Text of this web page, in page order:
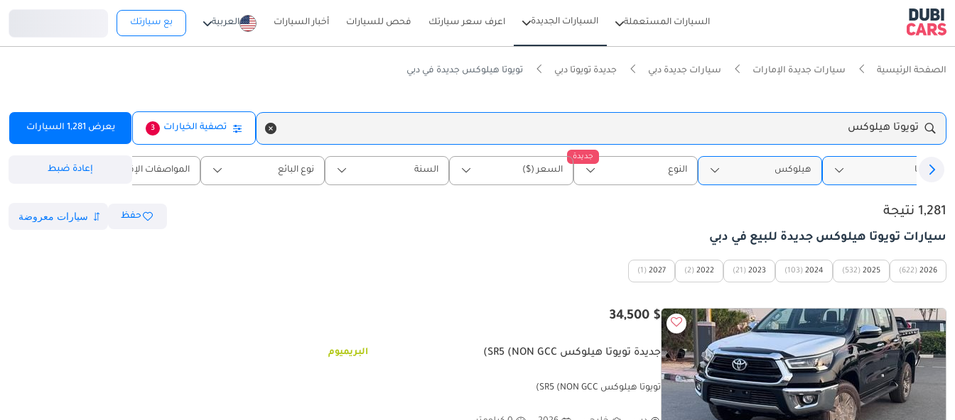
السيارات المستعملة السيارات الجديدة اعرف سعر سيارتك فحص للسيارات أخبار السيارات العربية بع سيارتك
الصفحة الرئيسية سيارات جديدة الإمارات سيارات جديدة دبي جديدة تويوتا دبي تويوتا هيلوكس جديدة في دبي
تويوتا هيلوكس تصفية الخيارات 3 يعرض 1,281 السيارات
تويوتا هيلوكس
جديدة
النوع السعر ($) السنة نوع البائع المواصفات الإقليمية إعادة ضبط
1,281 نتيجة حفظ
سيارات تويوتا هيلوكس جديدة للبيع في دبي
2026
(622)
2025
(532)
2024
(103)
2023
(21)
2022
(2)
2027
(1)
$ 34,500
جديدة تويوتا هيلوكس SR5 (NON GCC) البريميوم
تويوتا هيلوكس SR5 (NON GCC)